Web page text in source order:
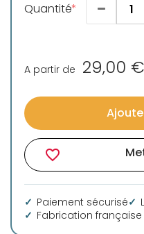
Quantité
A partir de 29,00 €
favorite_border
Paiement sécurisé
Fabrication française